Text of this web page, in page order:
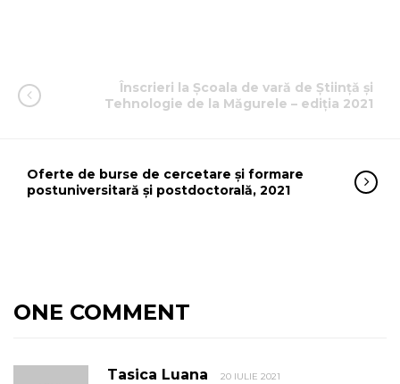
Înscrieri la Școala de vară de Știință și
Tehnologie de la Măgurele – ediția 2021
Oferte de burse de cercetare și formare
postuniversitară și postdoctorală, 2021
ONE COMMENT
Tasica Luana 20 IULIE 2021